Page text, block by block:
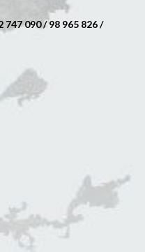
090 / 98 965 826 /